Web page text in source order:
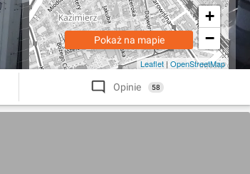
+
−
Leaflet | OpenStreetMap
Pokaż na mapie
Opinie 58